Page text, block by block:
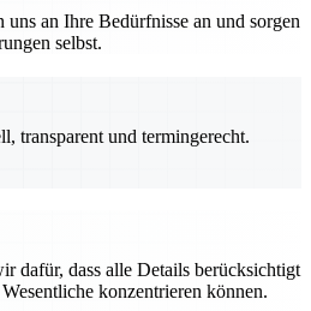
an Ihre Bedürfnisse an und sorgen
selbst.
transparent und termingerecht.
dafür, dass alle Details berücksichtigt
konzentrieren können.